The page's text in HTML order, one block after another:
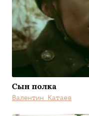
Сын полка
Валентин Катаев